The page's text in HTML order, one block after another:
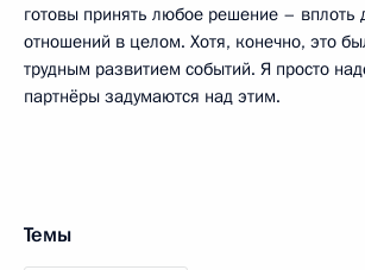
готовы принять любое решение – вплоть
отношений в целом. Хотя, конечно, это
трудным развитием событий. Я просто
партнёры задумаются над этим.
Темы